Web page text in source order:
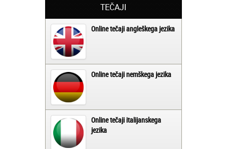
TEČAJI
Online tečaji angleškega jezika
Online tečaji nemškega jezika
Online tečaji italijanskega
jezika